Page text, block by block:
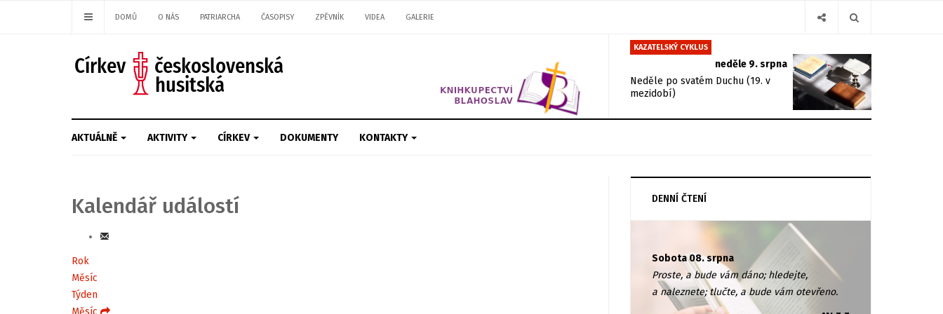
DOMŮ O NÁS PATRIARCHA ČASOPISY ZPĚVNÍK VIDEA GALERIE
KAZATELSKÝ CYKLUS
neděle 9. srpna
Neděle po svatém Duchu (19. v
mezidobí)
AKTUÁLNĚ AKTIVITY CÍRKEV DOKUMENTY KONTAKTY
Kalendář událostí
Rok
Měsíc
Týden
Měsíc
DENNÍ ČTENÍ
Sobota 08. srpna
Proste, a bude vám dáno; hledejte,
a naleznete; tlučte, a bude vám otevřeno.